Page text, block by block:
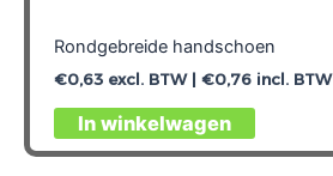
Rondgebreide handschoen
€0,63excl. BTW | €0,76incl. BTW
In winkelwagen
Dit
product